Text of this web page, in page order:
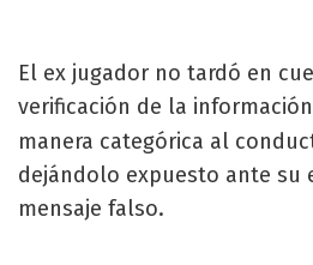
El ex jugador no tardó en
verificación de la
manera categórica al
dejándolo expuesto ante su
mensaje falso.